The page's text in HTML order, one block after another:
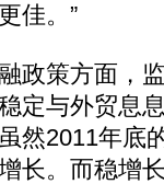
佳。”
策方面，
定与外贸息
然2011年底
长。而稳增